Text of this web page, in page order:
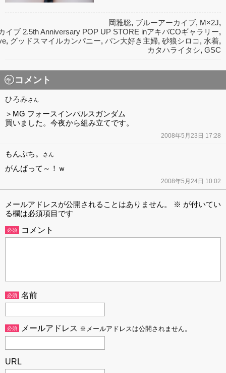
岡雅聡, ブルーアーカイブ, M×2J,
イブ 2.5th Anniversary POP UP STORE inアキバCOギャラリー,
, グッドスマイルカンパニー, パン大好き主婦, 砂狼シロコ , 水着,
カタハライタシ, GSC
コメント
ひろみさん
＞MG フォースインパルスガンダム
買いました。今夜から組み立てです。
2008年5月23日 17:28
もんぷち。 さん
がんばって～！ｗ
2008年5月24日 10:02
メールアドレスが公開されることはありません。 ※ が付いてい
る欄は必須項目です
必須 コメント
必須 名前
必須 メールアドレス ※メールアドレスは公開されません。
URL